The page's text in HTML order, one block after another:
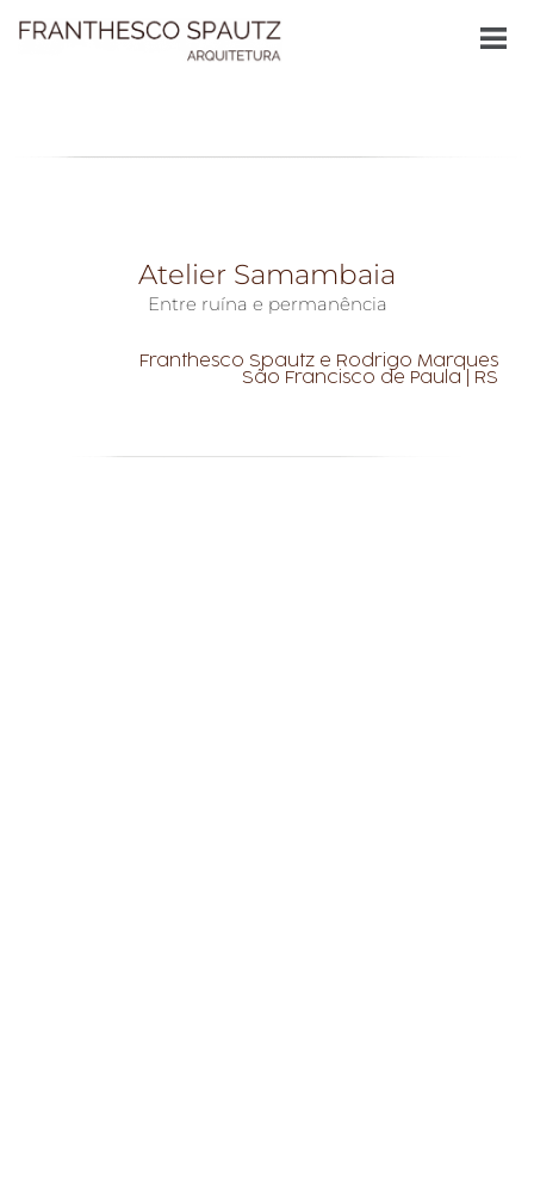
Atelier Samambaia
Entre ruína e permanência
Franthesco Spautz e Rodrigo Marques
São Francisco de Paula | RS